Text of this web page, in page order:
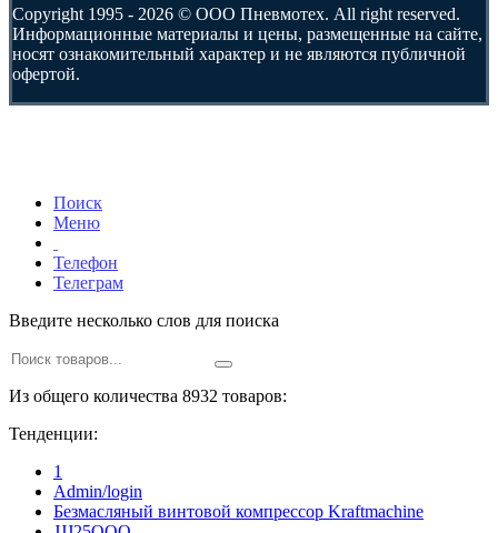
Copyright 1995 - 2026 © ООО Пневмотех. All right reserved.
Информационные материалы и цены, размещенные на сайте,
носят ознакомительный характер и не являются публичной
офертой.
Поиск
Меню
Телефон
Телеграм
Введите несколько слов для поиска
Из общего количества 8932 товаров:
Тенденции:
1
Admin/login
Безмасляный винтовой компрессор Kraftmaсhine